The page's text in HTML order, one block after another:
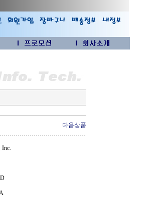
다음상품
Inc.